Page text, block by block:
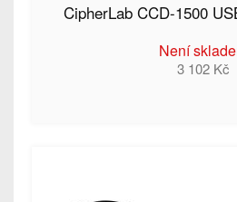
CipherLab CCD-1500
Není
3 102 Kč